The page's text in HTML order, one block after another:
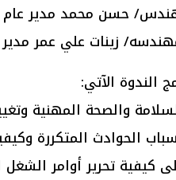
حسن محمد مدير عام
زينات علي عمر
الندوة الآتي: